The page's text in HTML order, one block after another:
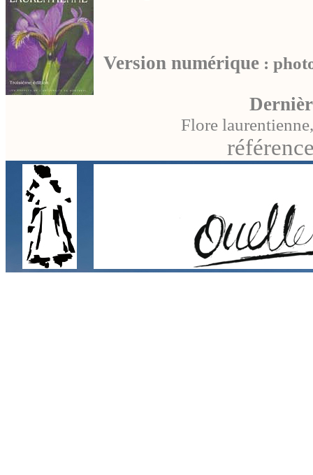
Version numérique :
Flore